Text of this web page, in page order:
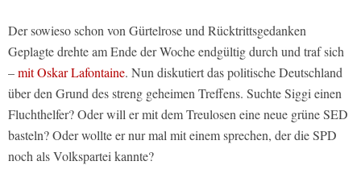
Der sowieso schon von Gürtelrose und Rücktrittsgedanken
Geplagte drehte am Ende der Woche endgültig durch und traf sich
–mit Oskar Lafontaine. Nun diskutiert das politische Deutschland
über den Grund des streng geheimen Treffens. Suchte Siggi einen
Fluchthelfer? Oder will er mit dem Treulosen eine neue grüne SED
basteln? Oder wollte er nur mal mit einem sprechen, der die SPD
noch als Volkspartei kannte?